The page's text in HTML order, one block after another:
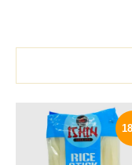
السعر
الأصلي
هو:
145 EGP.
السعر
الحالي
هو:
119 EGP.